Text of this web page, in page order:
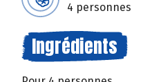
4 personnes
Ingrédients